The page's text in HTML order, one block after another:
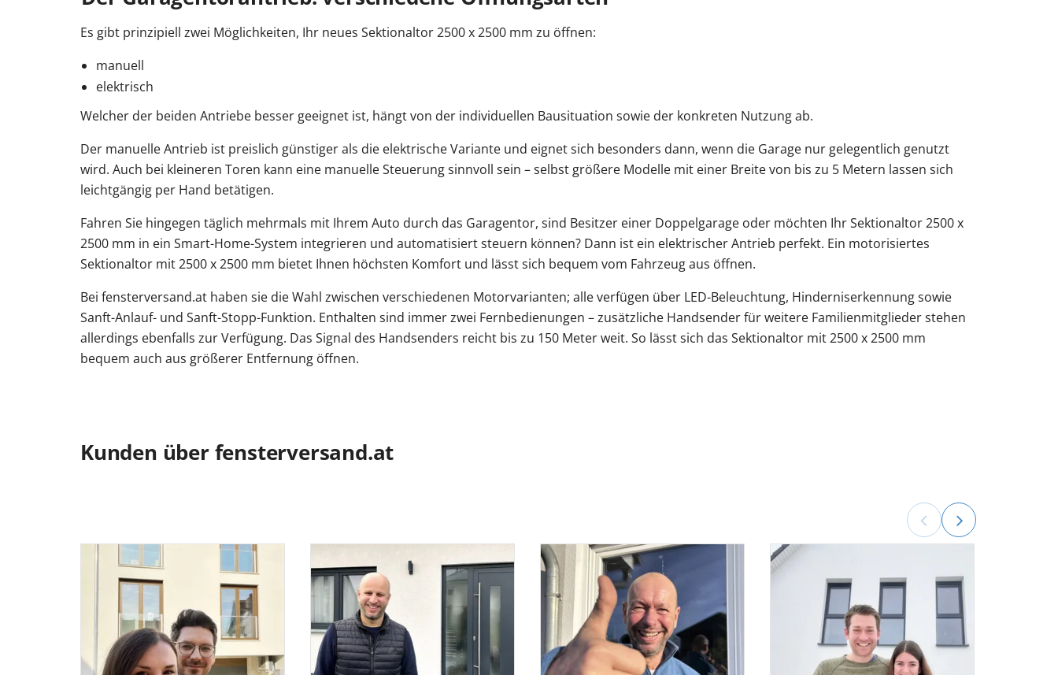
Es gibt prinzipiell zwei Möglichkeiten, Ihr neues Sektionaltor 2500 x 2500 mm zu öffnen:
manuell
elektrisch
Welcher der beiden Antriebe besser geeignet ist, hängt von der individuellen Bausituation sowie der konkreten Nutzung ab.
Der manuelle Antrieb ist preislich günstiger als die elektrische Variante und eignet sich besonders dann, wenn die Garage nur gelegentlich genutzt
wird. Auch bei kleineren Toren kann eine manuelle Steuerung sinnvoll sein – selbst größere Modelle mit einer Breite von bis zu 5 Metern lassen sich
leichtgängig per Hand betätigen.
Fahren Sie hingegen täglich mehrmals mit Ihrem Auto durch das Garagentor, sind Besitzer einer Doppelgarage oder möchten Ihr Sektionaltor 2500 x
2500 mm in ein Smart-Home-System integrieren und automatisiert steuern können? Dann ist ein elektrischer Antrieb perfekt. Ein motorisiertes
Sektionaltor mit 2500 x 2500 mm bietet Ihnen höchsten Komfort und lässt sich bequem vom Fahrzeug aus öffnen.
Bei fensterversand.at haben sie die Wahl zwischen verschiedenen Motorvarianten; alle verfügen über LED-Beleuchtung, Hinderniserkennung sowie
Sanft-Anlauf- und Sanft-Stopp-Funktion. Enthalten sind immer zwei Fernbedienungen – zusätzliche Handsender für weitere Familienmitglieder stehen
allerdings ebenfalls zur Verfügung. Das Signal des Handsenders reicht bis zu 150 Meter weit. So lässt sich das Sektionaltor mit 2500 x 2500 mm
bequem auch aus größerer Entfernung öffnen.
Kunden über fensterversand.at